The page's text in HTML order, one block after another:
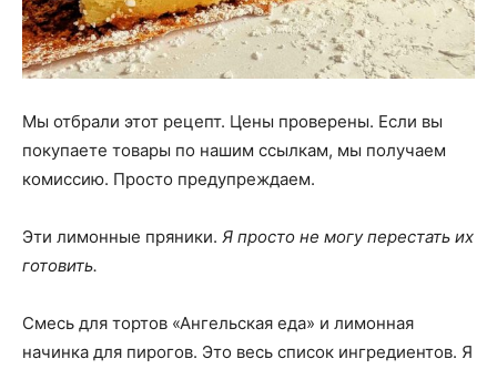
Мы отбрали этот рецепт. Цены проверены. Если вы
покупаете товары по нашим ссылкам, мы получаем
комиссию. Просто предупреждаем.
Эти лимонные пряники. Я просто не могу перестать их
готовить.
Смесь для тортов «Ангельская еда» и лимонная
начинка для пирогов. Это весь список ингредиентов. Я